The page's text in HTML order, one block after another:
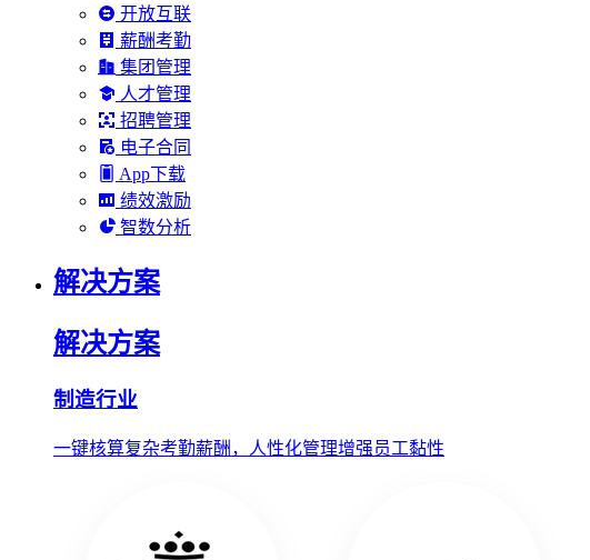
开放互联
薪酬考勤
集团管理
人才管理
招聘管理
电子合同
App下载
绩效激励
智数分析
解决方案
解决方案
制造行业
一键核算复杂考勤薪酬，人性化管理增强员工黏性